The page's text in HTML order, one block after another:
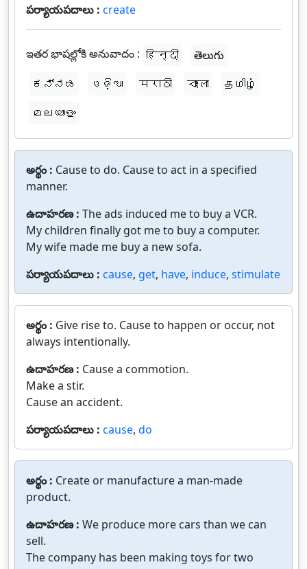
పర్యాయపదాలు : create
ఇతర భాషల్లోకి అనువాదం : हिन्दी
తెలుగు
ಕನ್ನಡ
ଓଡ଼ିଆ मराठी বাংলা
தமிழ்
മലയാളം
అర్థం : Cause to do. Cause to act in a specified
manner.
ఉదాహరణ : The ads induced me to buy a VCR.
My children finally got me to buy a computer.
My wife made me buy a new sofa.
పర్యాయపదాలు : cause, get, have, induce, stimulate
అర్థం : Give rise to. Cause to happen or occur, not
always intentionally.
ఉదాహరణ : Cause a commotion.
Make a stir.
Cause an accident.
పర్యాయపదాలు : cause, do
అర్థం : Create or manufacture a man-made
product.
ఉదాహరణ : We produce more cars than we can
sell.
The company has been making toys for two